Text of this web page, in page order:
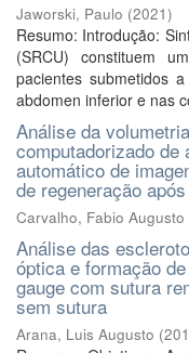
Jaworski, Paulo (2021)
Resumo: Introdução:
(SRCU) constituem
pacientes submetidos
abdomen inferior e nas
Análise da
computadorizado de
automático de
de regeneração
Carvalho, Fabio Augusto
Análise das
óptica e formação
gauge com sutura
sem sutura
Arana, Luis Augusto (